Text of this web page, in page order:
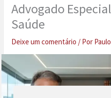
Advogado
Saúde
Deixe um comentário / Por